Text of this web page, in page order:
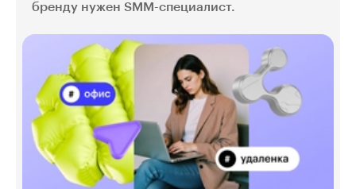
бренду нужен SMM-специалист.